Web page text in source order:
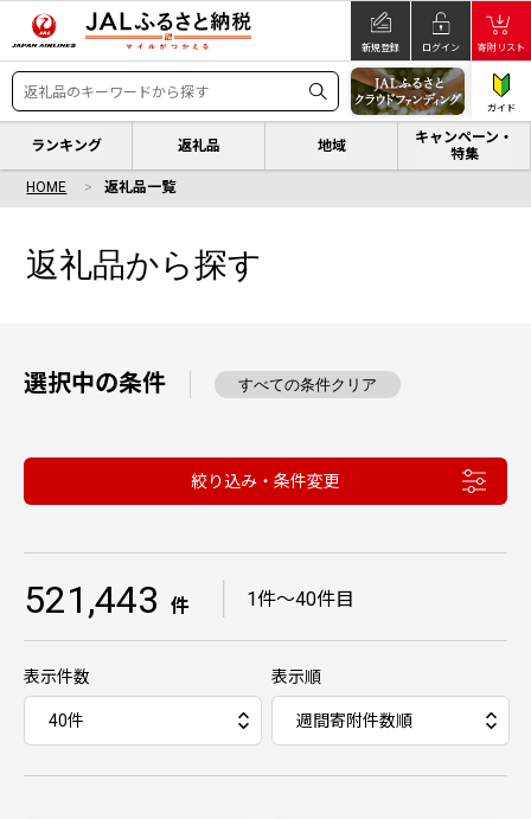
新規登録 ログイン 寄附リスト
ガイド
ランキング 返礼品 地域
キャンペーン・
特集
HOME 返礼品一覧
返礼品から探す
選択中の条件 すべての条件クリア
絞り込み・条件変更
521,443 件 1件〜40件目
表示件数 表示順